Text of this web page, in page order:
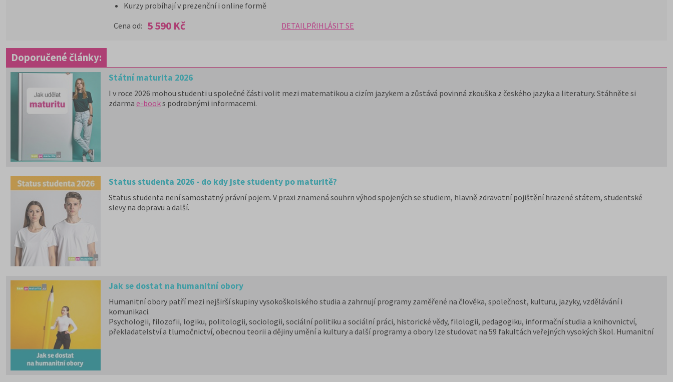
Kurzy probíhají v prezenční i online formě
Cena od: 5 590 Kč DETAILPŘIHLÁSIT SE
Doporučené články:
Státní maturita 2026
I v roce 2026 mohou studenti u společné části volit mezi matematikou a cizím jazykem a zůstává povinná zkouška z českého jazyka a literatury. Stáhněte si
zdarma e-books podrobnými informacemi.
Status studenta 2026 - do kdy jste studenty po maturitě?
Status studenta není samostatný právní pojem. V praxi znamená souhrn výhod spojených se studiem, hlavně zdravotní pojištění hrazené státem, studentské
slevy na dopravu a další.
Jak se dostat na humanitní obory
Humanitní obory patří mezi nejširší skupiny vysokoškolského studia a zahrnují programy zaměřené na člověka, společnost, kulturu, jazyky, vzdělávání i
komunikaci.
Psychologii, filozofii, logiku, politologii, sociologii, sociální politiku a sociální práci, historické vědy, filologii, pedagogiku, informační studia a knihovnictví,
překladatelství a tlumočnictví, obecnou teorii a dějiny umění a kultury a další programy a obory lze studovat na 59 fakultách veřejných vysokých škol. Humanitní